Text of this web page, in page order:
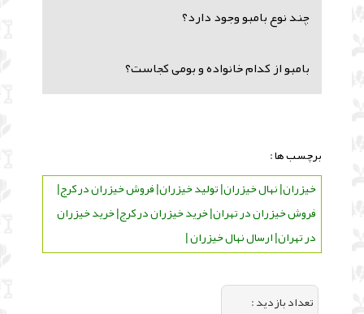
چند نوع بامبو وجود دارد؟
بامبو از کدام خانواده و بومی کجاست؟
برچسب ها :
خیزران| نهال خیزران| تولید خیزران| فروش خیزران در کرج|
فروش خیزران در تهران| خرید خیزران در کرج| خرید خیزران
در تهران| ارسال نهال خیزران |
تعداد بازديد :